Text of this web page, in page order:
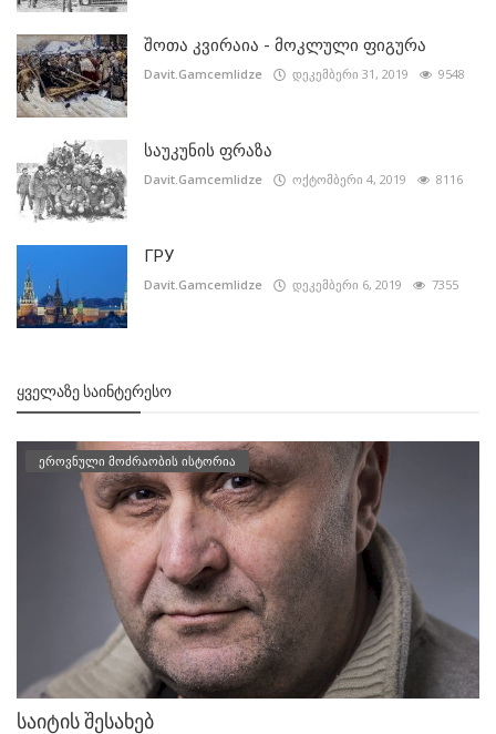
შოთა კვირაია - მოკლული ფიგურა
Davit.Gamcemlidze დეკემბერი 31, 2019 9548
საუკუნის ფრაზა
Davit.Gamcemlidze ოქტომბერი 4, 2019 8116
ГРУ
Davit.Gamcemlidze დეკემბერი 6, 2019 7355
ᲧᲕᲔᲚᲐᲖᲔ ᲡᲐᲘᲜᲢᲔᲠᲔᲡᲝ
ეროვნული მოძრაობის ისტორია
საიტის შესახებ